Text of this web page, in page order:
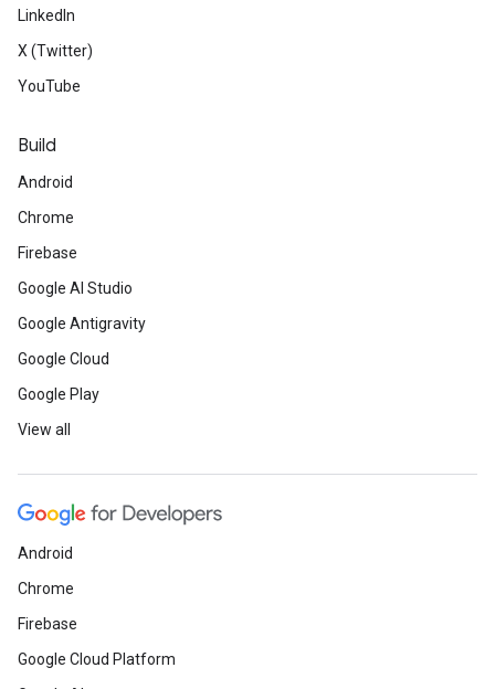
LinkedIn
X (Twitter)
YouTube
Build
Android
Chrome
Firebase
Google AI Studio
Google Antigravity
Google Cloud
Google Play
View all
Android
Chrome
Firebase
Google Cloud Platform